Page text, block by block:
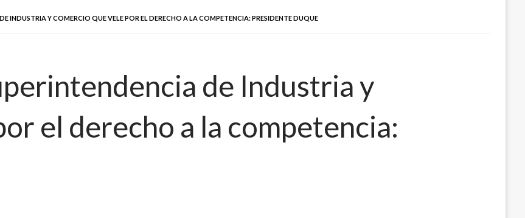
INDUSTRIA Y COMERCIO QUE VELE POR EL DERECHO A LA COMPETENCIA: PRESIDENTE DUQUE
de Industria y
el derecho a la competencia: